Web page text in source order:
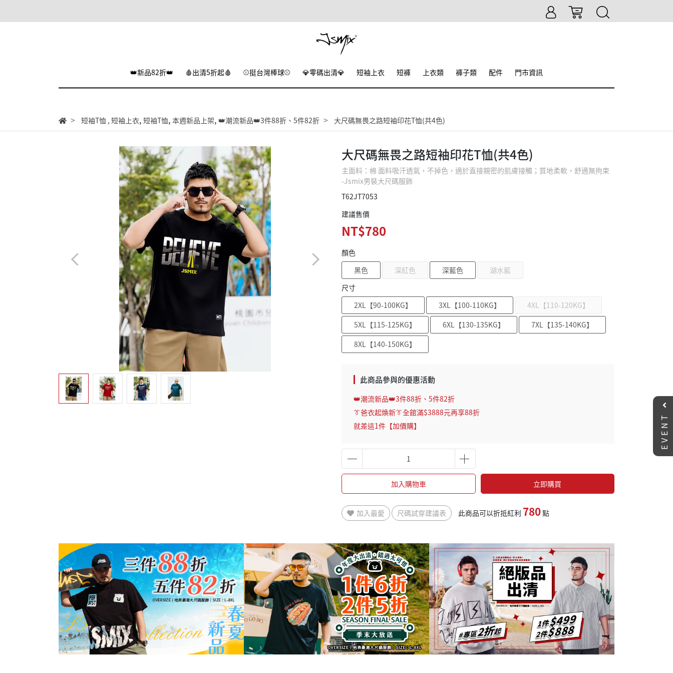
👑新品82折👑 🩸出清5折起🩸 ⚾挺台灣棒球⚾ 💎零碼出清💎 短袖上衣 短褲 上衣類 褲子類 配件 門市資訊
短袖T恤 , 短袖上衣, 短袖T恤, 本週新品上架, 👑潮流新品👑3件88折、5件82折 大尺碼無畏之路短袖印花T恤(共4色)
大尺碼無畏之路短袖印花T恤(共4色)
主面料：棉 面料吸汗透氣，不掉色，適於直接親密的肌膚接觸；質地柔軟，舒適無拘束
-Jsmix男裝大尺碼服飾
T62JT7053
建議售價
NT$780
顏色
黑色
深紅色 深藍色
湖水藍
尺寸
2XL【90-100KG】
3XL【100-110KG】
4XL【110-120KG】
5XL【115-125KG】
6XL【130-135KG】
7XL【135-140KG】
8XL【140-150KG】
此商品參與的優惠活動
👑潮流新品👑3件88折、5件82折
👔爸衣起煥新👔全館滿$3888元再享88折
就差這1件【加價購】
加入購物車 立即購買
加入最愛 尺碼試穿建議表 此商品可以折抵紅利 780點
EVENT